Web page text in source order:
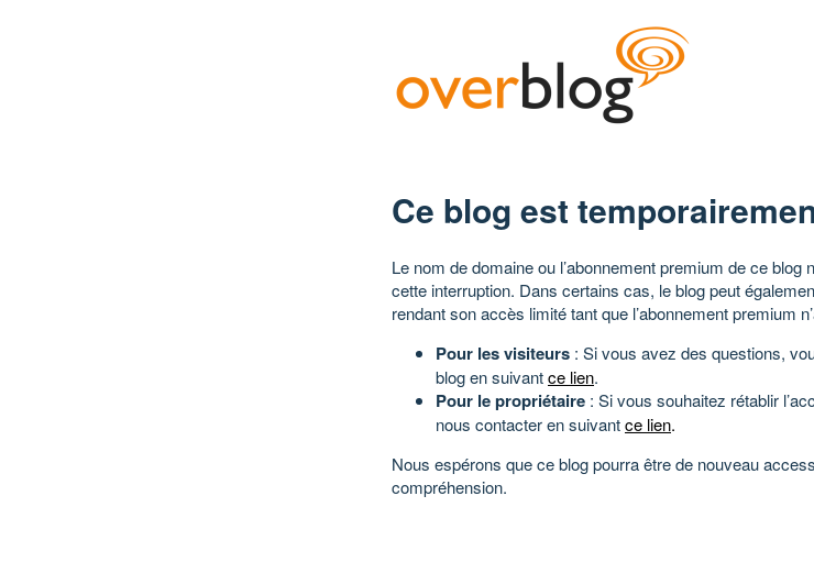
Ce blog est
Le nom de domaine ou l’abonnement premium de ce blog
cette interruption. Dans certains cas, le blog peut
rendant son accès limité tant que l’abonnement premium
Pour les visiteurs : Si vous avez des questions,
blog en suivantce lien.
Pour le propriétaire : Si vous souhaitez rétablir
nous contacter en suivantce lien.
Nous espérons que ce blog pourra être de nouveau
compréhension.